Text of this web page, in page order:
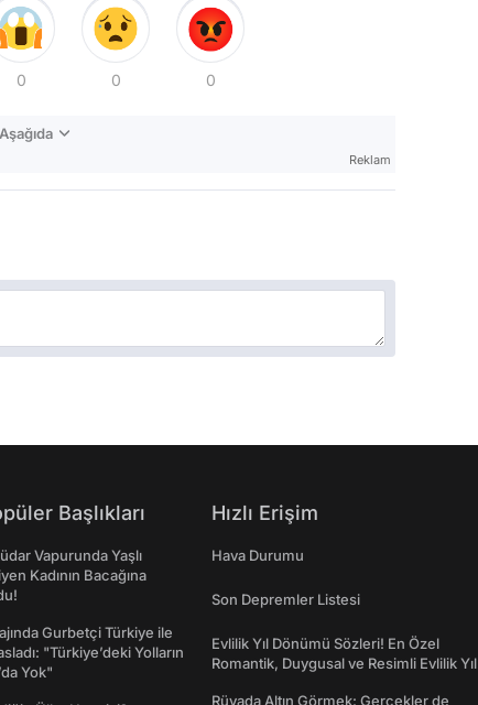
0 0 0
Reklam
Başlıkları
Vapurunda Yaşlı
Kadının Bacağına
Gurbetçi Türkiye ile
"Türkiye’deki Yolların
Yok"
Hızlı Erişim
Hava Durumu
Son Depremler Listesi
Evlilik Yıl Dönümü Sözleri! En Özel
Romantik, Duygusal ve Resimli Evlilik Yıl
Rüyada Altın Görmek: Gerçekler de